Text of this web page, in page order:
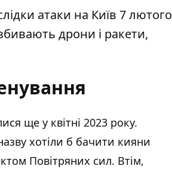
атаки на Київ 7 лютого
дрони і ракети,
ще у квітні 2023 року.
хотіли б бачити кияни
Повітряних сил. Втім,